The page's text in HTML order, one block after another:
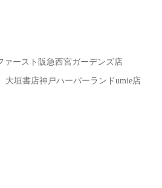
ァースト阪急西宮ガーデンズ店
大垣書店神戸ハーバーランドumie店